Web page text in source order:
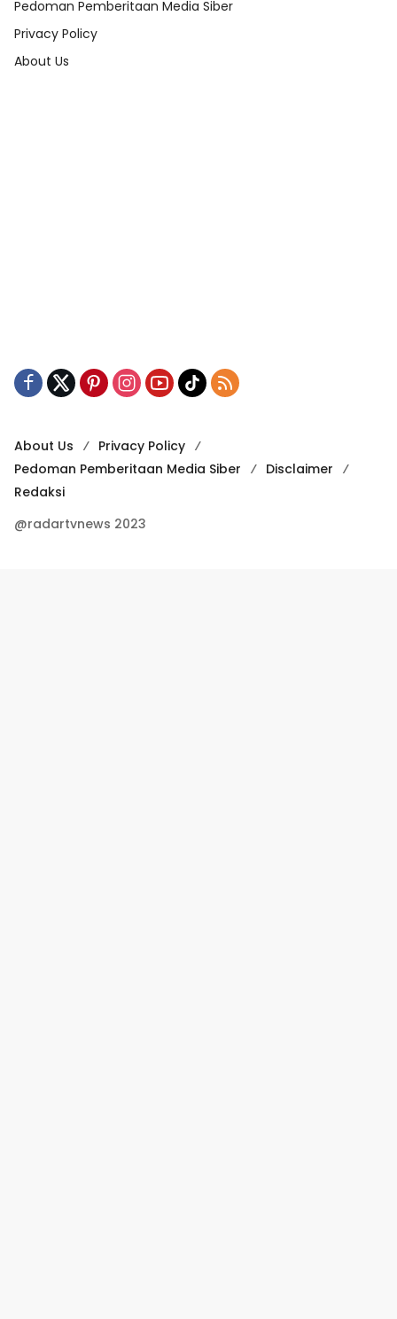
Pedoman Pemberitaan Media Siber
Privacy Policy
About Us
About Us
Privacy Policy
Pedoman Pemberitaan Media Siber
Disclaimer
Redaksi
@radartvnews 2023